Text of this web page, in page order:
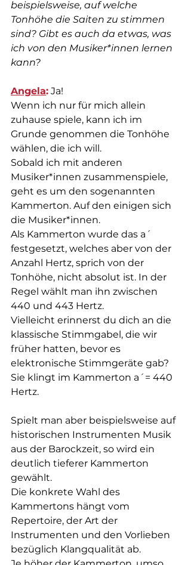
beispielsweise, auf welche
Tonhöhe die Saiten zu stimmen
sind? Gibt es auch da etwas, was
ich von den Musiker*innen lernen
kann?
Angela: Ja!
Wenn ich nur für mich allein
zuhause spiele, kann ich im
Grunde genommen die Tonhöhe
wählen, die ich will.
Sobald ich mit anderen
Musiker*innen zusammenspiele,
geht es um den sogenannten
Kammerton. Auf den einigen sich
die Musiker*innen.
Als Kammerton wurde das a´
festgesetzt, welches aber von der
Anzahl Hertz, sprich von der
Tonhöhe, nicht absolut ist. In der
Regel wählt man ihn zwischen
440 und 443 Hertz.
Vielleicht erinnerst du dich an die
klassische Stimmgabel, die wir
früher hatten, bevor es
elektronische Stimmgeräte gab?
Sie klingt im Kammerton a´= 440
Hertz.
Spielt man aber beispielsweise auf
historischen Instrumenten Musik
aus der Barockzeit, so wird ein
deutlich tieferer Kammerton
gewählt.
Die konkrete Wahl des
Kammertons hängt vom
Repertoire, der Art der
Instrumenten und den Vorlieben
bezüglich Klangqualität ab.